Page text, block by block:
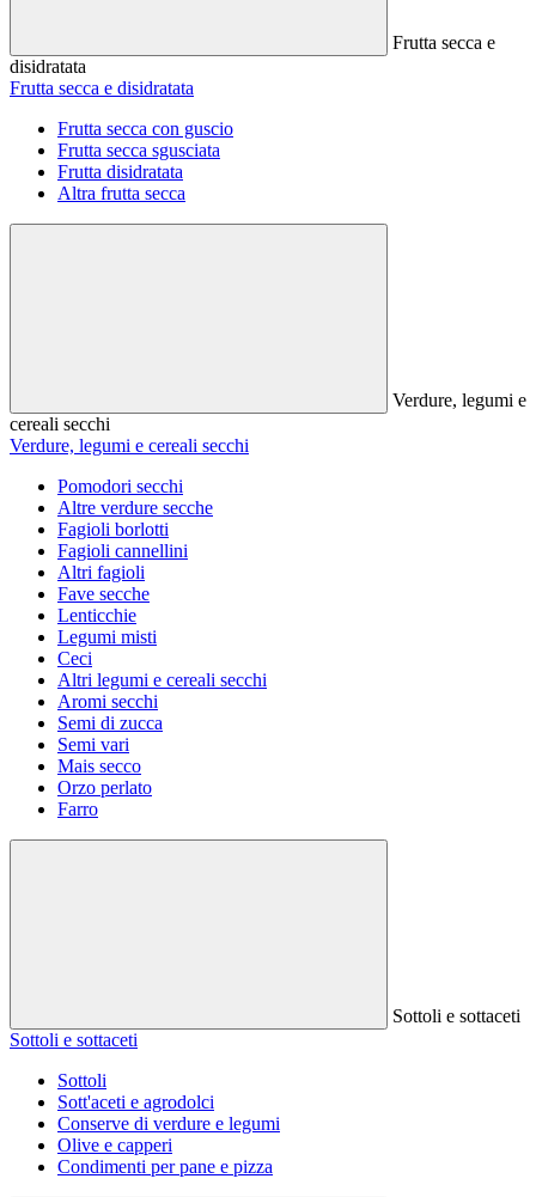
Frutta secca e
disidratata
Frutta secca e disidratata
Frutta secca con guscio
Frutta secca sgusciata
Frutta disidratata
Altra frutta secca
Verdure, legumi e
cereali secchi
Verdure, legumi e cereali secchi
Pomodori secchi
Altre verdure secche
Fagioli borlotti
Fagioli cannellini
Altri fagioli
Fave secche
Lenticchie
Legumi misti
Ceci
Altri legumi e cereali secchi
Aromi secchi
Semi di zucca
Semi vari
Mais secco
Orzo perlato
Farro
Sottoli e sottaceti
Sottoli e sottaceti
Sottoli
Sott'aceti e agrodolci
Conserve di verdure e legumi
Olive e capperi
Condimenti per pane e pizza